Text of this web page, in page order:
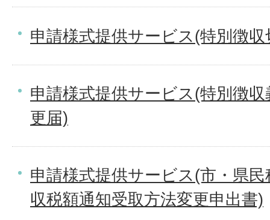
申請様式提供サービス(特別徴
申請様式提供サービス(特別徴
更届)
申請様式提供サービス(市・県
収税額通知受取方法変更申出書)